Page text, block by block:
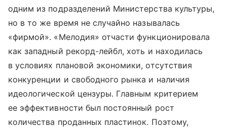
одним из подразделений Министерства культуры,
но в то же время не случайно называлась
«фирмой». «Мелодия» отчасти функционировала
как западный рекорд-лейбл, хоть и находилась
в условиях плановой экономики, отсутствия
конкуренции и свободного рынка и наличия
идеологической цензуры. Главным критерием
ее эффективности был постоянный рост
количества проданных пластинок. Поэтому,